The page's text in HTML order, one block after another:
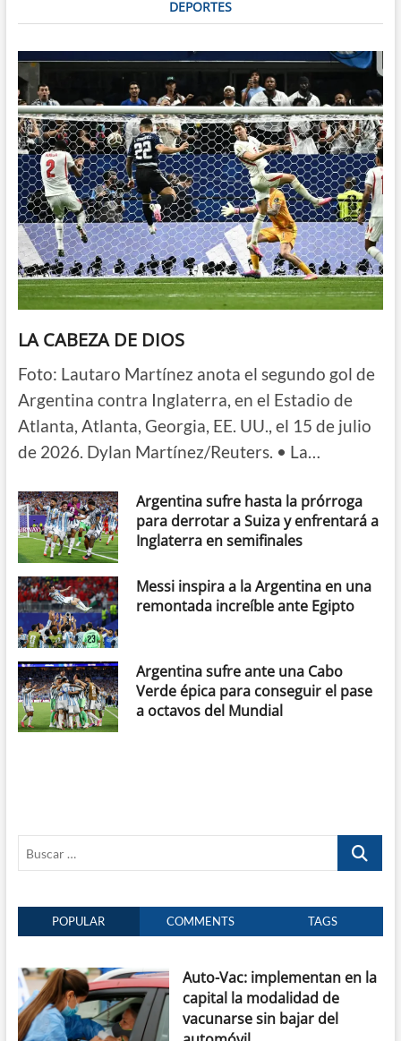
DEPORTES
LA CABEZA DE DIOS
Foto: Lautaro Martínez anota el segundo gol de
Argentina contra Inglaterra, en el Estadio de
Atlanta, Atlanta, Georgia, EE. UU., el 15 de julio
de 2026. Dylan Martínez/Reuters. • La…
Argentina sufre hasta la prórroga
para derrotar a Suiza y enfrentará a
Inglaterra en semifinales
Messi inspira a la Argentina en una
remontada increíble ante Egipto
Argentina sufre ante una Cabo
Verde épica para conseguir el pase
a octavos del Mundial
Buscar
POPULAR COMMENTS TAGS
Auto-Vac: implementan en la
capital la modalidad de
vacunarse sin bajar del